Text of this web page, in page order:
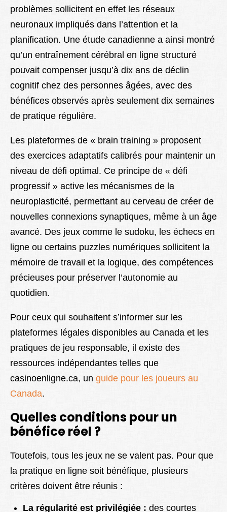
problèmes sollicitent en effet les réseaux
neuronaux impliqués dans l’attention et la
planification. Une étude canadienne a ainsi montré
qu’un entraînement cérébral en ligne structuré
pouvait compenser jusqu’à dix ans de déclin
cognitif chez des personnes âgées, avec des
bénéfices observés après seulement dix semaines
de pratique régulière.
Les plateformes de « brain training » proposent
des exercices adaptatifs calibrés pour maintenir un
niveau de défi optimal. Ce principe de « défi
progressif » active les mécanismes de la
neuroplasticité, permettant au cerveau de créer de
nouvelles connexions synaptiques, même à un âge
avancé. Des jeux comme le sudoku, les échecs en
ligne ou certains puzzles numériques sollicitent la
mémoire de travail et la logique, des compétences
précieuses pour préserver l’autonomie au
quotidien.
Pour ceux qui souhaitent s’informer sur les
plateformes légales disponibles au Canada et les
pratiques de jeu responsable, il existe des
ressources indépendantes telles que
casinoenligne.ca, un guide pour les joueurs au
Canada.
Quelles conditions pour un
bénéfice réel ?
Toutefois, tous les jeux ne se valent pas. Pour que
la pratique en ligne soit bénéfique, plusieurs
critères doivent être réunis :
La régularité est privilégiée : des courtes